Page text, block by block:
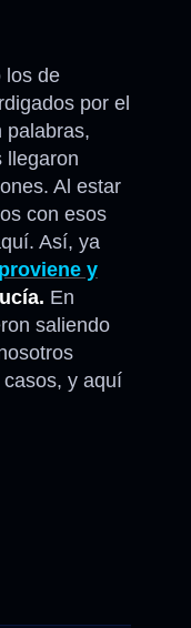
los de
por el
palabras,
Al estar
con esos
Así, ya
y
En
saliendo
y aquí